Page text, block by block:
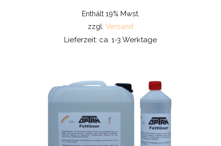
Enthält 19% Mwst.
zzgl. Versand
Lieferzeit: ca. 1-3 Werktage